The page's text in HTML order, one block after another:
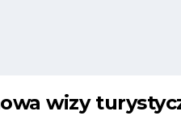
wizy